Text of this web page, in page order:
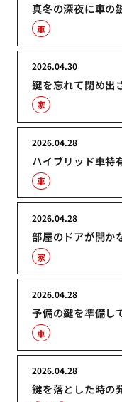
真冬の深夜に車の
車
鍵を忘れて閉め出
2026.04.30
家
ハイブリッド車特
2026.04.28
車
部屋のドアが開か
2026.04.28
家
予備の鍵を準備し
2026.04.28
車
鍵を落とした時の
2026.04.28